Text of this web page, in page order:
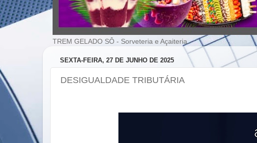
TREM GELADO SÔ - Sorveteria e Açaiteria
SEXTA-FEIRA, 27 DE JUNHO DE 2025
DESIGUALDADE TRIBUTÁRIA